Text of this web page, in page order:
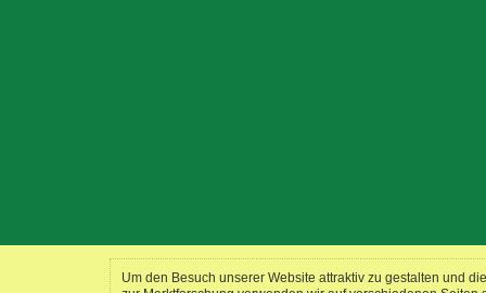
Um den Besuch unserer Website attraktiv zu gestalten und